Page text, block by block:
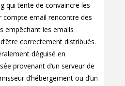
qui tente de convaincre les
compte email rencontre des
empêchant les emails
correctement distribués.
déguisé en
provenant d’un serveur de
d’hébergement ou d’un